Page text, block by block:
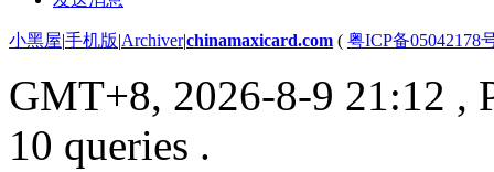
小黑屋|手机版|Archiver|chinamaxicard.com ( 粤ICP备05042178
GMT+8, 2026-8-9 21:12 ,
10 queries .